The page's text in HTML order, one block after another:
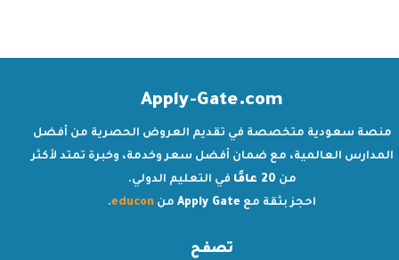
Apply-Gate.com
منصة سعودية متخصصة في تقديم العروض الحصرية من أفضل
المدارس العالمية، مع ضمان أفضل سعر وخدمة، وخبرة تمتد لأكثر
من 20 عامًا
في التعليم الدولي.
احجز بثقة مع Apply Gate من educon
.
تصفح